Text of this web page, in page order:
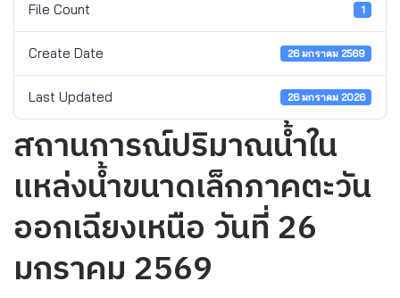
File Count 1
Create Date 26 มกราคม 2569
Last Updated 26 มกราคม 2026
สถานการณ์ปริมาณน้ำใน
แหล่งน้ำขนาดเล็กภาคตะวัน
ออกเฉียงเหนือ วันที่ 26
มกราคม 2569